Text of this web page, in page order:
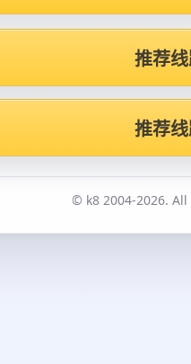
推荐
推荐
© k8 2004-2026.